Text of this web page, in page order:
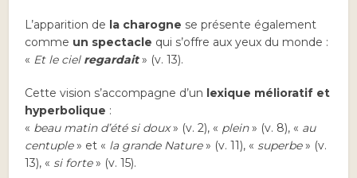
L’apparition de la charogne se présente également
comme un spectacle qui s’offre aux yeux du monde :
« Et le ciel regardait » (v. 13).
Cette vision s’accompagne d’un lexique mélioratif et
hyperbolique :
« beau matin d’été si doux» (v. 2), « plein» (v. 8), « au
centuple» et « la grande Nature» (v. 11), « superbe» (v.
13), « si forte» (v. 15).